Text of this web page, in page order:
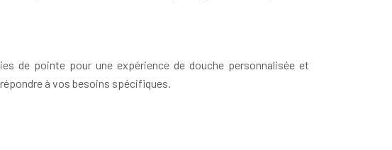
de pointe pour une expérience de douche personnalisée et
à vos besoins spécifiques.